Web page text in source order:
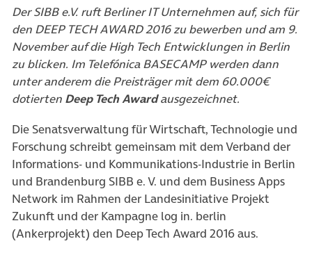
Der SIBB e.V. ruft Berliner IT Unternehmen auf, sich für
den DEEP TECH AWARD 2016 zu bewerben und am 9.
November auf die High Tech Entwicklungen in Berlin
zu blicken. Im Telefónica BASECAMP werden dann
unter anderem die Preisträger mit dem 60.000€
dotierten Deep Tech Awardausgezeichnet.
Die Senatsverwaltung für Wirtschaft, Technologie und
Forschung schreibt gemeinsam mit dem Verband der
Informations- und Kommunikations-Industrie in Berlin
und Brandenburg SIBB e. V. und dem Business Apps
Network im Rahmen der Landesinitiative Projekt
Zukunft und der Kampagne log in. berlin
(Ankerprojekt) den Deep Tech Award 2016 aus.